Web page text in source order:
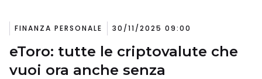
FINANZA PERSONALE 30/11/2025 09:00
eToro: tutte le criptovalute che
vuoi ora anche senza